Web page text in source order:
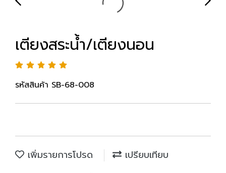
เตียงสระน้ำ/เตียงนอน
รหัสสินค้า SB-68-008
เพิ่มรายการโปรด เปรียบเทียบ